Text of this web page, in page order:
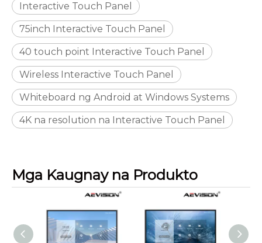
Interactive Touch Panel
75inch Interactive Touch Panel
40 touch point Interactive Touch Panel
Wireless Interactive Touch Panel
Whiteboard ng Android at Windows Systems
4K na resolution na Interactive Touch Panel
Mga Kaugnay na Produkto